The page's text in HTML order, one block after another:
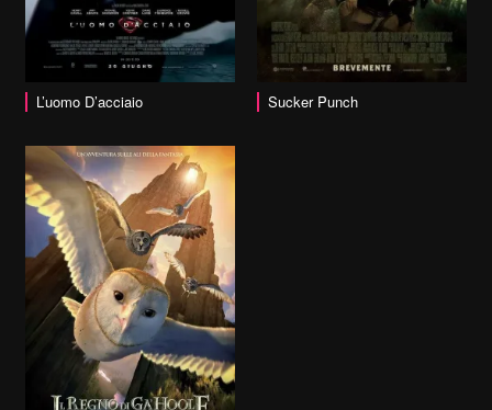
L’uomo D’acciaio
vai alla scheda Sucker Punch